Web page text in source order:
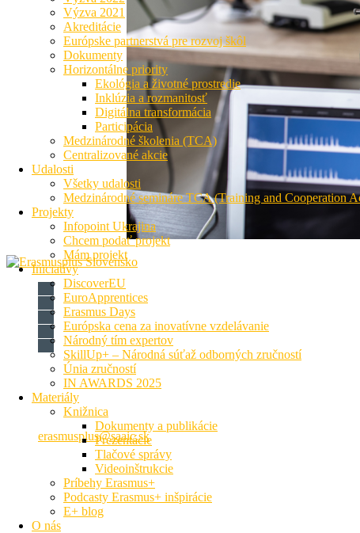
Výzva 2021
Akreditácie
Európske partnerstvá pre rozvoj škôl
Dokumenty
Horizontálne priority
Ekológia a životné prostredie
Inklúzia a rozmanitosť
Digitálna transformácia
Participácia
Medzinárodné školenia (TCA)
Centralizované akcie
Udalosti
Všetky udalosti
Medzinárodné semináre TCA (Training and Cooperation
Projekty
Infopoint Ukrajina
Chcem podať projekt
Mám projekt
Iniciatívy
DiscoverEU
EuroApprentices
Erasmus Days
Európska cena za inovatívne vzdelávanie
Národný tím expertov
SkillUp+ – Národná súťaž odborných zručností
Únia zručností
IN AWARDS 2025
Materiály
Knižnica
Dokumenty a publikácie
Prezentácie
Tlačové správy
Videoinštrukcie
Príbehy Erasmus+
Podcasty Erasmus+ inšpirácie
E+ blog
O nás
Národná agentúra programu Erasmus+ pre vzdelávanie a
Križkova 9, 81104 Bratislava
+421 2 209 222 01
erasmusplus@saaic.sk
Formálne vzdelávanie